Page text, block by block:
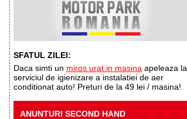
SFATUL ZILEI:
Daca simti un miros urat in masina apeleaza la
serviciul de igienizare a instalatiei de aer
conditionat auto! Preturi de la 49 lei / masina!
ANUNTURI SECOND HAND